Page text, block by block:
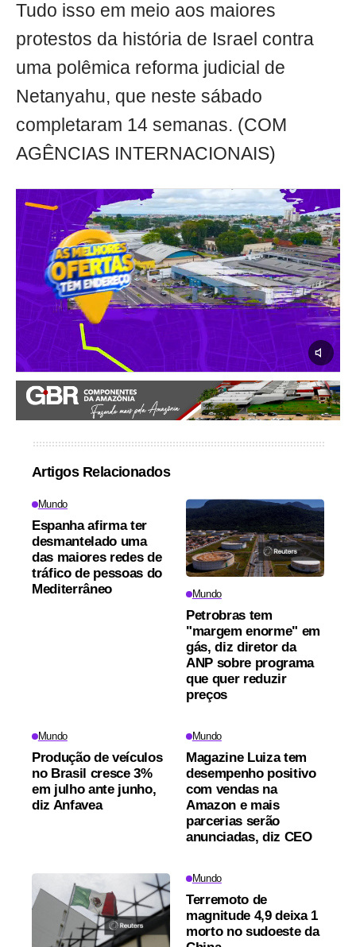
Tudo isso em meio aos maiores
protestos da história de Israel contra
uma polêmica reforma judicial de
Netanyahu, que neste sábado
completaram 14 semanas. (COM
AGÊNCIAS INTERNACIONAIS)
Artigos Relacionados
Mundo
Espanha afirma ter
desmantelado uma
das maiores redes de
tráfico de pessoas do
Mediterrâneo
Mundo
Petrobras tem
"margem enorme" em
gás, diz diretor da
ANP sobre programa
que quer reduzir
preços
Mundo
Produção de veículos
no Brasil cresce 3%
em julho ante junho,
diz Anfavea
Mundo
Magazine Luiza tem
desempenho positivo
com vendas na
Amazon e mais
parcerias serão
anunciadas, diz CEO
Mundo
Terremoto de
magnitude 4,9 deixa 1
morto no sudoeste da